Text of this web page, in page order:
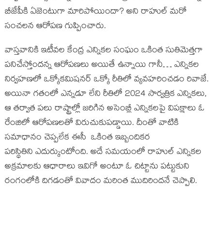
బీజేపీకి ఏజెంటుగా మారిపోయిందా? అని రాహుల్ మరో
సంచలన ఆరోపణ గుప్పించారు.
వాస్తవానికి ఇటీవల కేంద్ర ఎన్నికల సంఘం ఒకింత సుతిమెత్తగా
పనిచేస్తోందన్న ఆరోపణలు అయితే ఉన్నాయి గానీ… ఎన్నికల
నిర్వహణలో ఒక్కోకమిషనర్ ఒక్కో రీతిలో వ్యవహరించడం రివాజే.
అయినా గతంలో ఎన్నడూ లేని రీతిలో 2024 సార్వత్రిక ఎన్నికలు,
ఆ తర్వాత పలు రాష్ట్రాల్లో జరిగిన అసెంబ్లీ ఎన్నికలపై విపక్షాలు ఓ
రేంజిలో ఆరోపణలతో విరుచుకుపడ్డాయి. దీంతో వాటికి
సమాధానం చెప్పలేక ఈసీ ఒకింత ఇబ్బందికర
పరిస్థితిని ఎదుర్కుంటోంది. అదే సమయంలో రాహుల్ ఎన్నికల
అక్రమాలకు ఆధారాలు ఇవిగో అంటూ ఓ చిట్టాను పట్టుకుని
రంగంలోకి దిగడంతో వివాదం మరింత ముదిరిందనే చెప్పాలి.